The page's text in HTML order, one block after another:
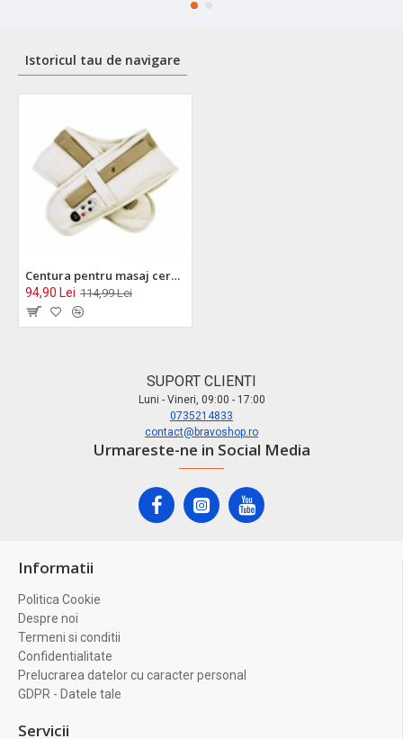
Istoricul tau de navigare
Centura pentru masaj cervical Massage Shawls - MJ211A
94,90 Lei 114,99 Lei
SUPORT CLIENTI
Luni - Vineri, 09:00 - 17:00
0735214833
contact@bravoshop.ro
Urmareste-ne in Social Media
Informatii
Politica Cookie
Despre noi
Termeni si conditii
Confidentialitate
Prelucrarea datelor cu caracter personal
GDPR - Datele tale
Servicii